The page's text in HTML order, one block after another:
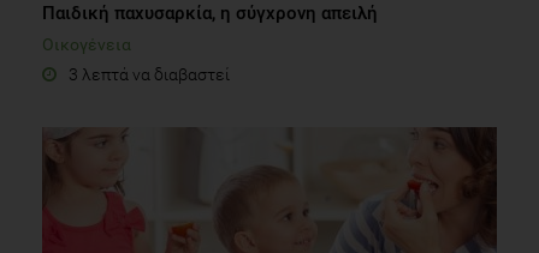
Παιδική παχυσαρκία, η σύγχρονη απειλή
Οικογένεια
3 λεπτά να διαβαστεί